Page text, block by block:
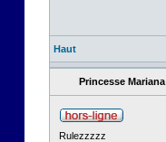
Haut
Princesse Mariana
Rulezzzzz